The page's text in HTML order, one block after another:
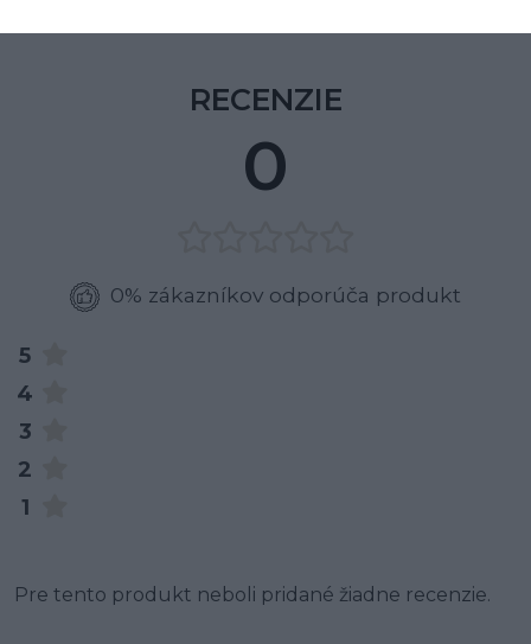
RECENZIE
0
0% zákazníkov odporúča produkt
5
4
3
2
1
Pre tento produkt neboli pridané žiadne recenzie.